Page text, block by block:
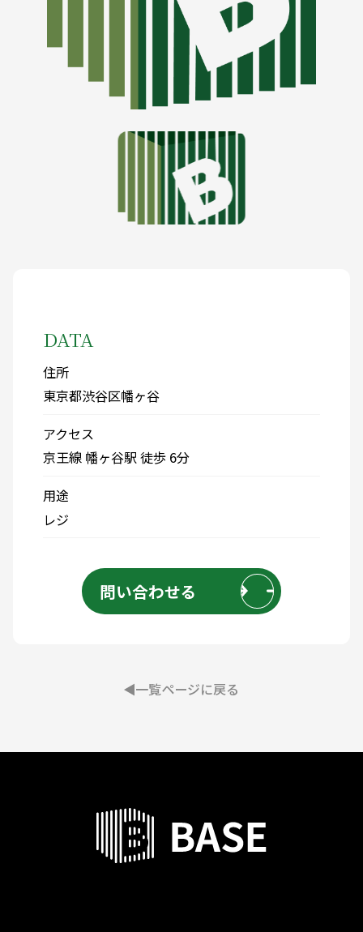
一覧ページに戻る
DATA
住所
東京都渋谷区幡ヶ谷
アクセス
京王線 幡ヶ谷駅 徒歩 6分
用途
レジ
問い合わせる